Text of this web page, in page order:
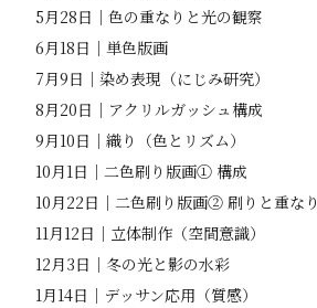
5月28日｜色の重なりと光の観察
6月18日｜単色版画
7月9日｜染め表現（にじみ研究）
8月20日｜アクリルガッシュ構成
9月10日｜織り（色とリズム）
10月1日｜二色刷り版画① 構成
10月22日｜二色刷り版画② 刷りと重なり
11月12日｜立体制作（空間意識）
12月3日｜冬の光と影の水彩
1月14日｜デッサン応用（質感）